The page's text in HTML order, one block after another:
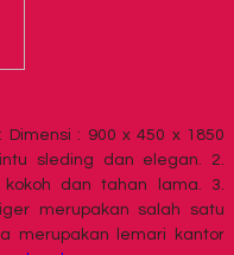
Dimensi : 900 x 450 x 1850
sleding dan elegan. 2.
dan tahan lama. 3.
merupakan salah satu
merupakan lemari kantor